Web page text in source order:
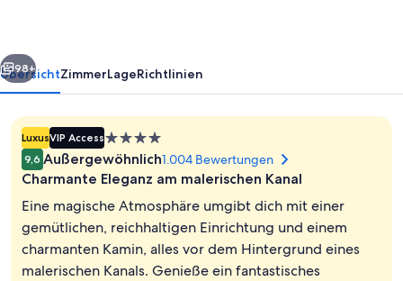
Collection
-
Small
Luxury
Hotels
the
World
Bar (in der Unterkunft)
Weiter
98+
ÜbersichtZimmerLageRichtlinien
LuxusVIP Access4.0-
Sterne-
Unterkunft
9,6 Außergewöhnlich1.004 Bewertungen
Charmante Eleganz am malerischen Kanal
Eine magische Atmosphäre umgibt dich mit einer
gemütlichen, reichhaltigen Einrichtung und einem
charmanten Kamin, alles vor dem Hintergrund eines
malerischen Kanals. Genieße ein fantastisches